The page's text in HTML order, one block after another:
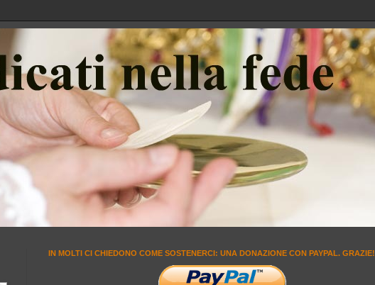
IN MOLTI CI CHIEDONO COME SOSTENERCI: UNA DONAZIONE CON PAYPAL. GRAZIE!